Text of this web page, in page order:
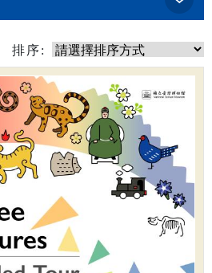
排序: